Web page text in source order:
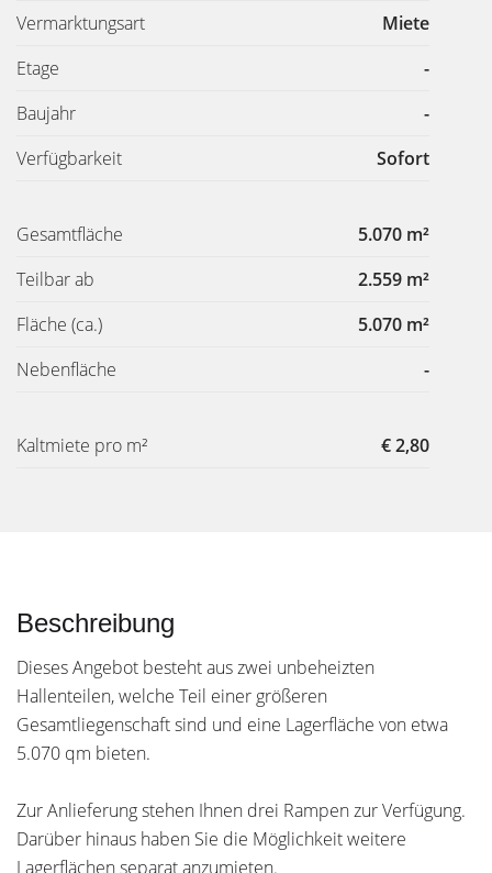
Vermarktungsart
Miete
Etage
-
Baujahr
-
Verfügbarkeit
Sofort
Gesamtfläche
5.070 m²
Teilbar ab
2.559 m²
Fläche (ca.)
5.070 m²
Nebenfläche
-
Kaltmiete pro m² € 2,80
Beschreibung
Dieses Angebot besteht aus zwei unbeheizten
Hallenteilen, welche Teil einer größeren
Gesamtliegenschaft sind und eine Lagerfläche von etwa
5.070 qm bieten.
Zur Anlieferung stehen Ihnen drei Rampen zur Verfügung.
Darüber hinaus haben Sie die Möglichkeit weitere
Lagerflächen separat anzumieten.